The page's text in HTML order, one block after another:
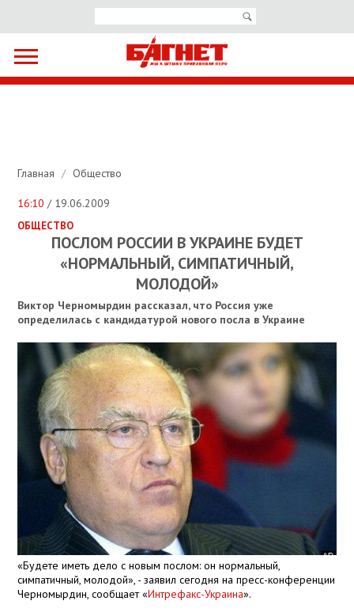
Главная / Общество
16:10 / 19.06.2009
ОБЩЕСТВО
ПОСЛОМ РОССИИ В УКРАИНЕ БУДЕТ
«НОРМАЛЬНЫЙ, СИМПАТИЧНЫЙ,
МОЛОДОЙ»
Виктор Черномырдин рассказал, что Россия уже
определилась с кандидатурой нового посла в Украине
«Будете иметь дело с новым послом: он нормальный,
симпатичный, молодой», - заявил сегодня на пресс-конференции
Черномырдин, сообщает «Интрефакс-Украина».